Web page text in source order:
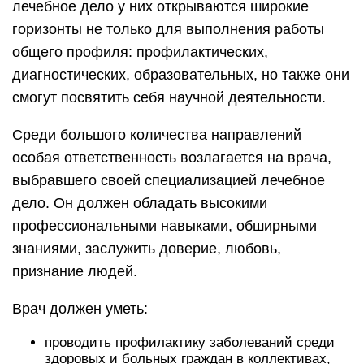
лечебное дело у них открываются широкие
горизонты не только для выполнения работы
общего профиля: профилактических,
диагностических, образовательных, но также они
смогут посвятить себя научной деятельности.
Среди большого количества направлений
особая ответственность возлагается на врача,
выбравшего своей специализацией лечебное
дело. Он должен обладать высокими
профессиональными навыками, обширными
знаниями, заслужить доверие, любовь,
признание людей.
Врач должен уметь:
проводить профилактику заболеваний среди
здоровых и больных граждан в коллективах,